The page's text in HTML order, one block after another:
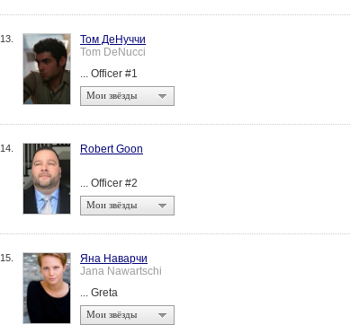
13.
Том ДеНуччи
Tom DeNucci
... Officer #1
Мои звёзды
14. Robert Goon
... Officer #2
Мои звёзды
15.
Яна Наварчи
Jana Nawartschi
... Greta
Мои звёзды